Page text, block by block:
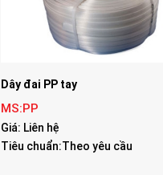
Dây đai PP tay
MS:PP
Giá: Liên hệ
Tiêu chuẩn:Theo yêu cầu